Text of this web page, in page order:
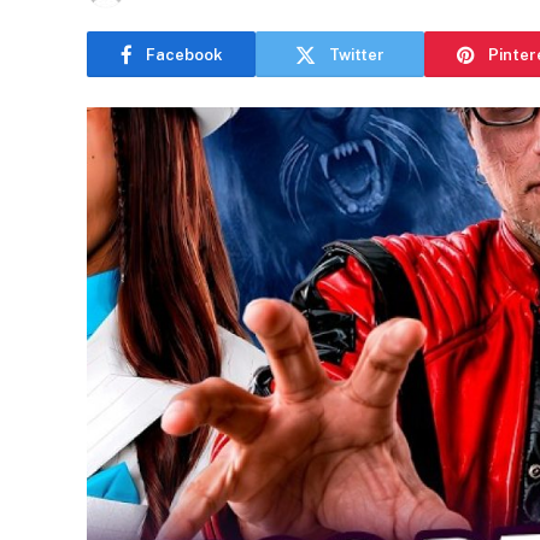
Facebook Twitter